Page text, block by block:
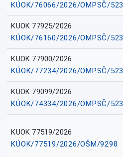
KÚOK/76066/2026/OMPSČ/523
KUOK 77925/2026
KÚOK/76160/2026/OMPSČ/523
KUOK 77900/2026
KÚOK/77234/2026/OMPSČ/523
KUOK 79099/2026
KÚOK/74334/2026/OMPSČ/523
KUOK 77519/2026
KÚOK/77519/2026/OŠM/9298